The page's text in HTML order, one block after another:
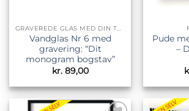
Vandglas Nr 6 med
gravering: “Dit
monogram bogstav”
kr.89,00
Pude
–